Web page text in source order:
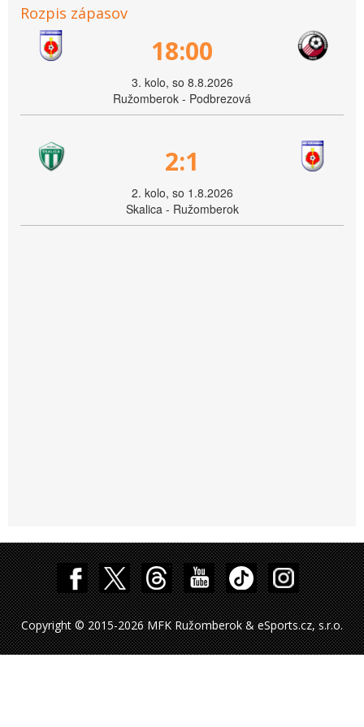
Rozpis zápasov
18:00
3. kolo, so 8.8.2026
Ružomberok - Podbrezová
2:1
2. kolo, so 1.8.2026
Skalica - Ružomberok
Copyright © 2015-2026 MFK Ružomberok & eSports.cz, s.r.o.